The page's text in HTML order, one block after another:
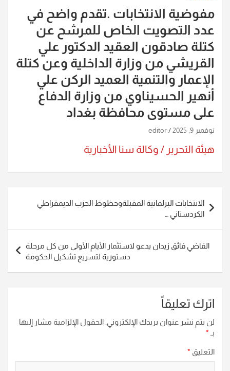
مفوضية الانتخابات .تقدم واضح في
عدد التصويت الخاص للمرشح عن
كتلة صادقون العقيد الدكتور علي
القريشي من وزارة الداخلية وعن كتلة
الإعمار والتنمية العميد الركن علي
أنهير الحسيناوي من وزارة الدفاع
على مستوى محافظة بغداد
نوفمبر 9, 2025 editor
هيئة التحرير / وكالة سنا الأخبارية
المقالات
الانتخابات البرلمانية المقبلةوحظوظ الحزب الديمقراطي
الكردستاني …
القاضي فائق زيدان يدعو لاستثمار الأيام الأولى من كل مرحلة
دستورية لتسريع تشكيل الحكومة
اترك تعليقاً
لن يتم نشر عنوان بريدك الإلكتروني. الحقول الإلزامية مشار إليها
بـ *
التعليق *